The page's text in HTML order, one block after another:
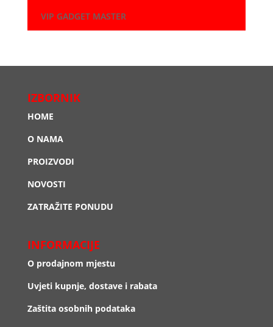
VIP GADGET MASTER
IZBORNIK
HOME
O NAMA
PROIZVODI
NOVOSTI
ZATRAŽITE PONUDU
INFORMACIJE
O prodajnom mjestu
Uvjeti kupnje, dostave i rabata
Zaštita osobnih podataka